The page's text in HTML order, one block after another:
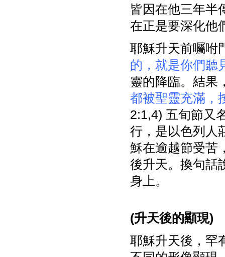
皆因在他三年半
在正是要深化他
耶穌升天前囑咐
的，就是你們聽
靈的降臨。結果
都被聖靈充滿，
2:1,4) 五旬節又
行，是以色列人
穌在逾越節受苦
後升天。換句話
身上。
(升天後的顯現)
耶穌升天後，罕